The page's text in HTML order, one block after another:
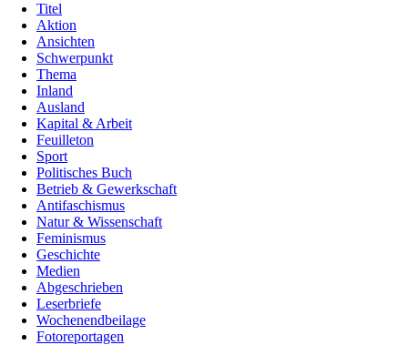
Titel
Aktion
Ansichten
Schwerpunkt
Thema
Inland
Ausland
Kapital & Arbeit
Feuilleton
Sport
Politisches Buch
Betrieb & Gewerkschaft
Antifaschismus
Natur & Wissenschaft
Feminismus
Geschichte
Medien
Abgeschrieben
Leserbriefe
Wochenendbeilage
Fotoreportagen